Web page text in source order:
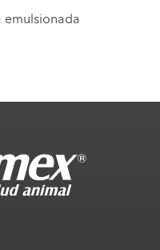
emulsionada